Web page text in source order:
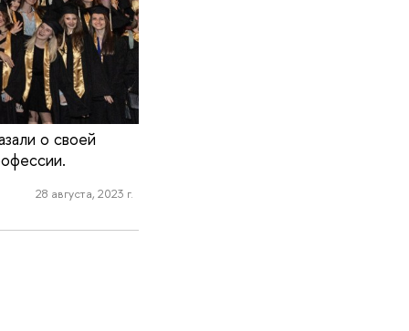
о своей
28 августа, 2023 г.